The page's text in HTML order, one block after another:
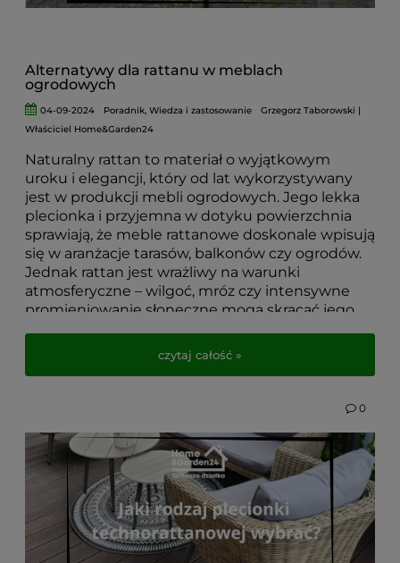
Alternatywy dla rattanu w meblach
ogrodowych
04-09-2024 Poradnik,Wiedza i zastosowanie
Grzegorz Taborowski |
Właściciel Home&Garden24
Naturalny rattan to materiał o wyjątkowym
uroku i elegancji, który od lat wykorzystywany
jest w produkcji mebli ogrodowych. Jego lekka
plecionka i przyjemna w dotyku powierzchnia
sprawiają, że meble rattanowe doskonale wpisują
się w aranżacje tarasów, balkonów czy ogrodów.
Jednak rattan jest wrażliwy na warunki
atmosferyczne – wilgoć, mróz czy intensywne
promieniowanie słoneczne mogą skracać jego
Właśnie dlatego wiele osób szuka trwałych i
praktycznych zamienników rattanu, które
pielęgnacji. W niniejszym artykule dowiesz się,
jakie materiały najlepiej sprawdzą się zamiast
rattanu naturalnego oraz czy naprawa mebli
rattanowych w domu jest możliwa i opłacalna.
Poznasz sprawdzone alternatywy, które pozwolą
cieszyć się komfortem i elegancją w ogrodzie
przez wiele sezonów.
czytaj całość »
0